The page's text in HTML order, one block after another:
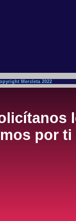
Mercleta 2022
por